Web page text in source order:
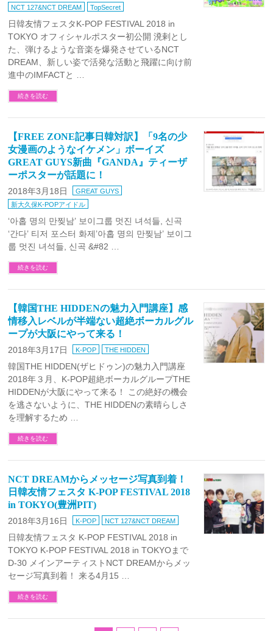
NCT 127&NCT DREAM TopSecret
日韓友情フェスタK-POP FESTIVAL 2018 in
TOKYO オフィシャルポスター初公開 溌剌とし
た、弾けるような音楽を爆発させているNCT
DREAM、新しい姿で活発な活動と飛躍に向け前
進中のIMFACTと …
続きを読む
【FREE ZONE記事日韓対訳】「9名の少
女漫画のようなイケメン」ボーイズ
GREAT GUYS新曲『GANDA』ティーザ
ーポスターが話題に！
2018年3月18日
GREAT GUYS
新大久保K-POPアイドル
‘아홉 명의 만찢남’ 보이그룹 멋진 녀석들, 신곡
‘간다’ 티저 포스터 화제’아홉 명의 만찢남’ 보이그
룹 멋진 녀석들, 신곡 &#82 …
続きを読む
【韓国THE HIDDENの魅力入門講座】感
情移入レベルが半端ない超絶ボーカルグル
ープが大阪にやって来る！
2018年3月17日 K-POP THE HIDDEN
韓国THE HIDDEN(ザヒドゥン)の魅力入門講座
2018年３月、K-POP超絶ボーカルグループTHE
HIDDENが大阪にやって来る！ この絶好の機会
を逃さないように、THE HIDDENの素晴らしさ
を理解するため …
続きを読む
NCT DREAMからメッセージ写真到着！
日韓友情フェスタ K-POP FESTIVAL 2018
in TOKYO(豊洲PIT)
2018年3月16日 K-POP NCT 127&NCT DREAM
日韓友情フェスタ K-POP FESTIVAL 2018 in
TOKYO K-POP FESTIVAL 2018 in TOKYOまで
D-30 メインアーティストNCT DREAMからメッ
セージ写真到着！ 来る4月15 …
続きを読む